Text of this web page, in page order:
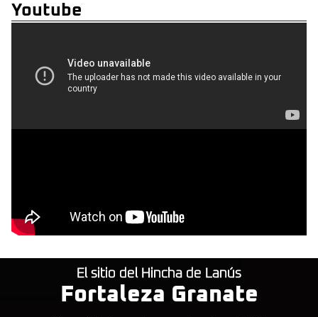
Youtube
El sitio del Hincha de Lanús
Fortaleza Granate